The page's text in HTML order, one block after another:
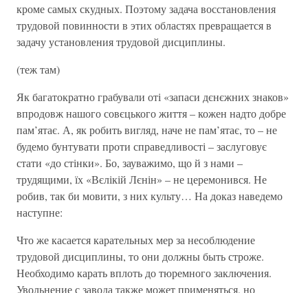
кроме самых скудных. Поэтому задача восстановления
трудовой повинности в этих областях превращается в
задачу установления трудовой дисциплины.
(теж там)
Як багатократно грабували оті «запаси дєнєжних знаков»
впродовж нашого совєцького життя – кожен надто добре
пам’ятає. А, як робить вигляд, наче не пам’ятає, то – не
будемо бунтувати проти справедливості – заслуговує
стати «до стінки». Бо, зауважимо, що й з нами –
трудящими, їх «Вєлікій Лєнін» – не церемонився. Не
робив, так би мовити, з них культу… На доказ наведемо
наступне:
Что же касается карательных мер за несоблюдение
трудовой дисциплины, то они должны быть строже.
Необходимо карать вплоть до тюремного заключения.
Увольнение с завода также может применяться, но